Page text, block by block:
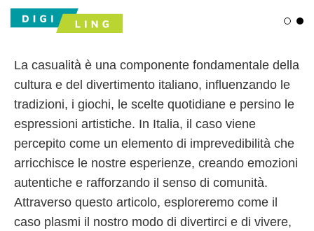
La casualità è una componente fondamentale della
cultura e del divertimento italiano, influenzando le
tradizioni, i giochi, le scelte quotidiane e persino le
espressioni artistiche. In Italia, il caso viene
percepito come un elemento di imprevedibilità che
arricchisce le nostre esperienze, creando emozioni
autentiche e rafforzando il senso di comunità.
Attraverso questo articolo, esploreremo come il
caso plasmi il nostro modo di divertirci e di vivere,